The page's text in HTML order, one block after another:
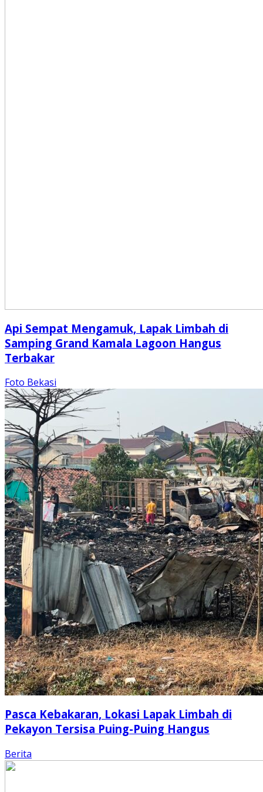
Api Sempat Mengamuk, Lapak Limbah di
Samping Grand Kamala Lagoon Hangus
Terbakar
Foto Bekasi
Pasca Kebakaran, Lokasi Lapak Limbah di
Pekayon Tersisa Puing-Puing Hangus
Berita